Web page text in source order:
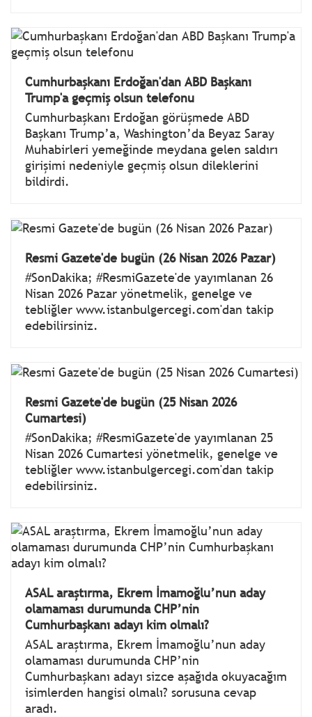
Cumhurbaşkanı Erdoğan'dan ABD Başkanı
Trump'a geçmiş olsun telefonu
Cumhurbaşkanı Erdoğan görüşmede ABD
Başkanı Trump’a, Washington’da Beyaz Saray
Muhabirleri yemeğinde meydana gelen saldırı
girişimi nedeniyle geçmiş olsun dileklerini
bildirdi.
Resmi Gazete'de bugün (26 Nisan 2026 Pazar)
#SonDakika; #ResmiGazete'de yayımlanan 26
Nisan 2026 Pazar yönetmelik, genelge ve
tebliğler www.istanbulgercegi.com'dan takip
edebilirsiniz.
Resmi Gazete'de bugün (25 Nisan 2026
Cumartesi)
#SonDakika; #ResmiGazete'de yayımlanan 25
Nisan 2026 Cumartesi yönetmelik, genelge ve
tebliğler www.istanbulgercegi.com'dan takip
edebilirsiniz.
ASAL araştırma, Ekrem İmamoğlu’nun aday
olamaması durumunda CHP’nin
Cumhurbaşkanı adayı kim olmalı?
ASAL araştırma, Ekrem İmamoğlu’nun aday
olamaması durumunda CHP’nin
Cumhurbaşkanı adayı sizce aşağıda okuyacağım
isimlerden hangisi olmalı? sorusuna cevap
aradı.